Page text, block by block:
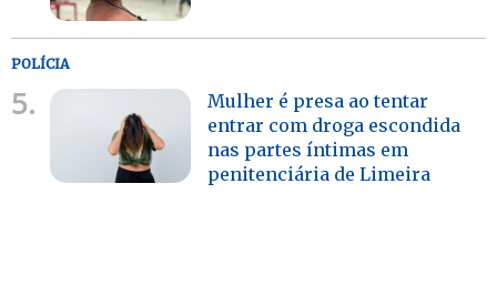
POLÍCIA
5.
Mulher é presa ao tentar
entrar com droga escondida
nas partes íntimas em
penitenciária de Limeira